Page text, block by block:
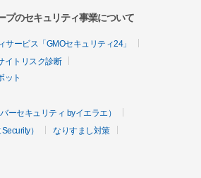
プのセキュリティ事業について
ービス「GMOセキュリティ24」
イトリスク診断
ット
ーセキュリティ byイエラエ）
）
なりすまし対策